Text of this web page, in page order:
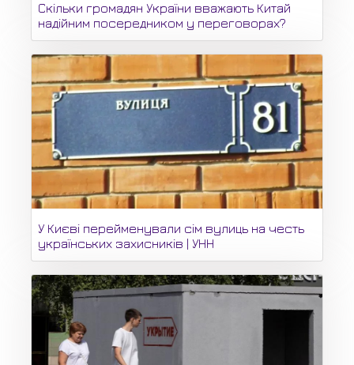
Скільки громадян України вважають Китай
надійним посередником у переговорах?
У Києві перейменували сім вулиць на честь
українських захисників | УНН